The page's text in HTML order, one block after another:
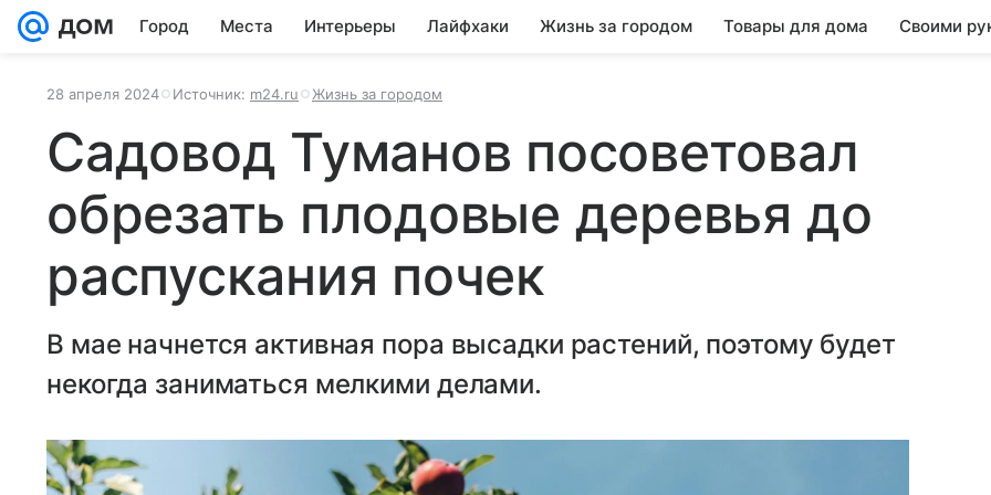
Город Места Интерьеры Лайфхаки Жизнь за городом Товары для дома Своими
28 апреля 2024 Источник: m24.ru Жизнь за городом
Садовод Туманов посоветовал
обрезать плодовые деревья до
распускания почек
В мае начнется активная пора высадки растений, поэтому будет
некогда заниматься мелкими делами.